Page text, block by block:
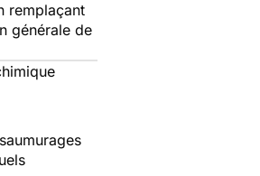
remplaçant
générale de